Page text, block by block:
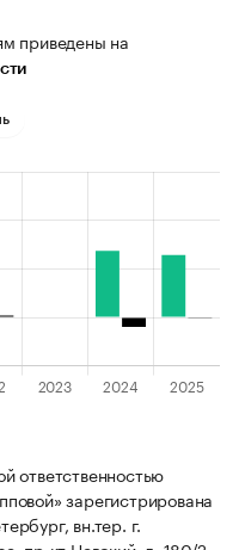
приведены на
ответственностью
зарегистрирована
вн.тер. г.